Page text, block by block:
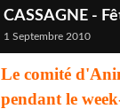
CASSAGNE -
1 Septembre 2010
Le comité
pendant le